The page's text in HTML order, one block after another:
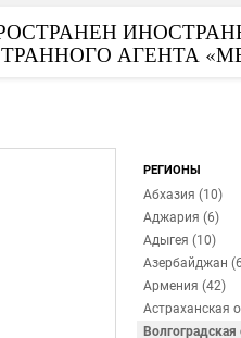
АГЕНТА
РЕГИОНЫ
Абхазия (10)
Аджария (6)
Адыгея (10)
Азербайджан
Армения (42)
Астраханская